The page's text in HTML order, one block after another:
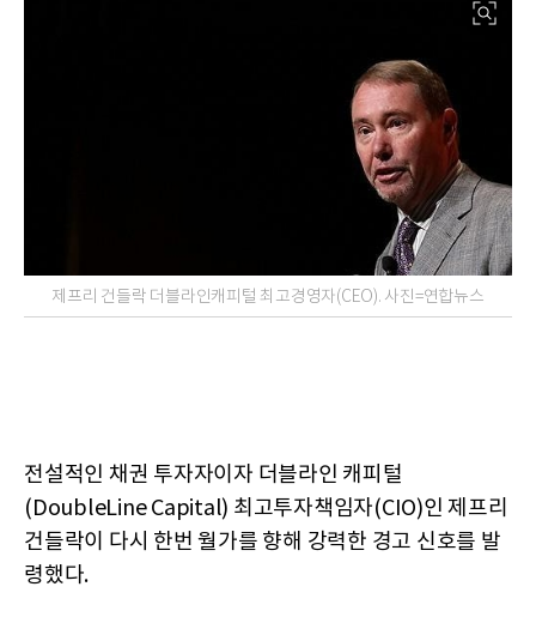
제프리 건들락 더블라인캐피털 최고경영자(CEO). 사진=연합뉴스
전설적인 채권 투자자이자 더블라인 캐피털
(DoubleLine Capital) 최고투자책임자(CIO)인 제프리
건들락이 다시 한번 월가를 향해 강력한 경고 신호를 발
령했다.